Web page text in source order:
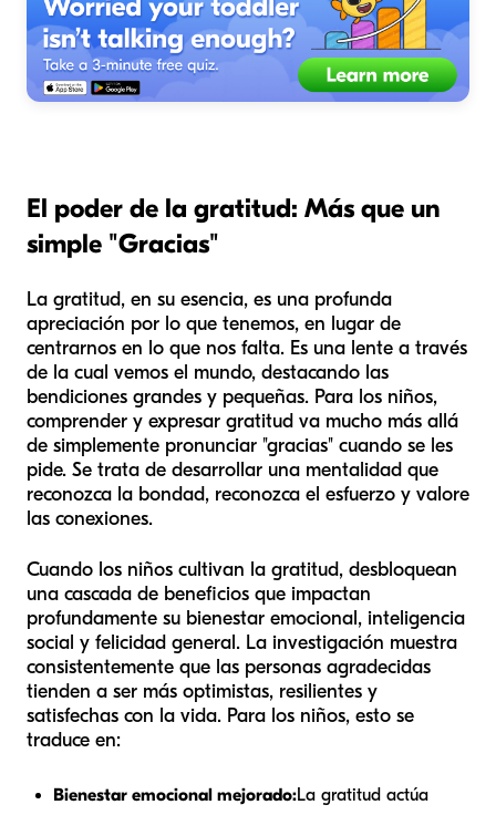
El poder de la gratitud: Más que un
simple "Gracias"
La gratitud, en su esencia, es una profunda
apreciación por lo que tenemos, en lugar de
centrarnos en lo que nos falta. Es una lente a través
de la cual vemos el mundo, destacando las
bendiciones grandes y pequeñas. Para los niños,
comprender y expresar gratitud va mucho más allá
de simplemente pronunciar "gracias" cuando se les
pide. Se trata de desarrollar una mentalidad que
reconozca la bondad, reconozca el esfuerzo y valore
las conexiones.
Cuando los niños cultivan la gratitud, desbloquean
una cascada de beneficios que impactan
profundamente su bienestar emocional, inteligencia
social y felicidad general. La investigación muestra
consistentemente que las personas agradecidas
tienden a ser más optimistas, resilientes y
satisfechas con la vida. Para los niños, esto se
traduce en:
Bienestar emocional mejorado:La gratitud actúa